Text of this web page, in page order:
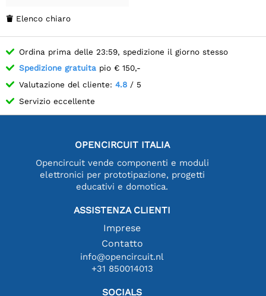
 Elenco chiaro
Ordina prima delle 23:59, spedizione il giorno stesso
Spedizione gratuita pio € 150,-
Valutazione del cliente: 4.8 / 5
Servizio eccellente
OPENCIRCUIT ITALIA
Opencircuit vende componenti e moduli
elettronici per prototipazione, progetti
educativi e domotica.
ASSISTENZA CLIENTI
Imprese
Contatto
info@opencircuit.nl
+31 850014013
SOCIALS